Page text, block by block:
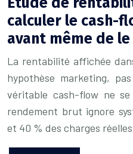
calculer le cash-
avant même de
La rentabilité affichée
hypothèse marketing,
véritable cash-flow ne
rendement brut ignore
et 40 % des charges